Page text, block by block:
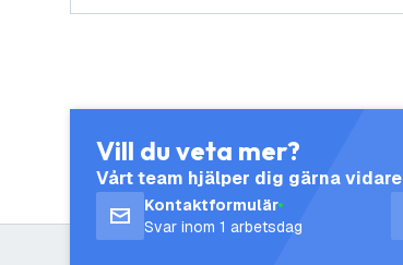
Vill du veta mer?
Vårt team hjälper dig gärna vidare
Kontaktformulär
Svar inom 1 arbetsdag